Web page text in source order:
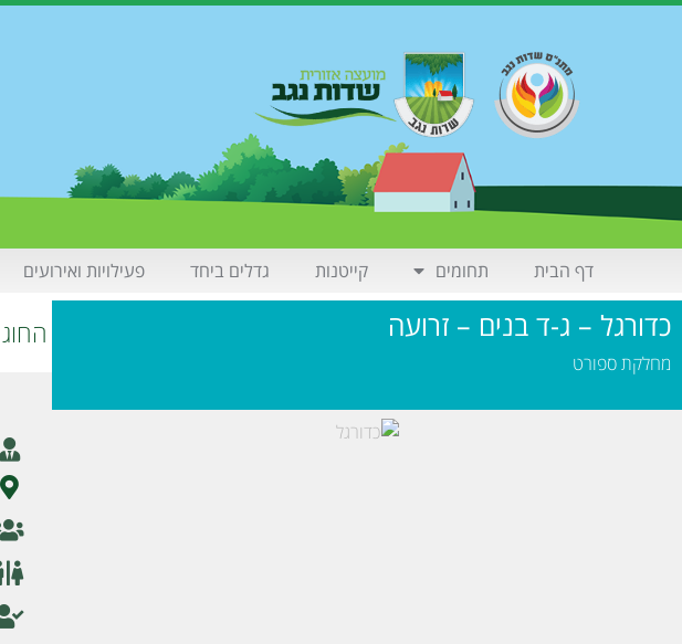
דף הבית תחומים קייטנות גדלים ביחד פעילויות ואירועים
פרטי החוג כדורגל – ג-ד בנים – זרועה
מחלקת ספורט